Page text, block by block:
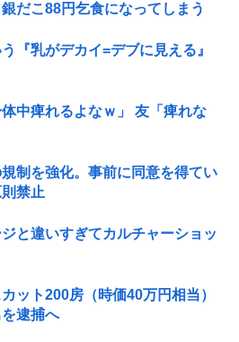
だこ88円乞食になってしまう
『乳がデカイ=デブに見える』
中痺れるよなｗ」 友「痺れな
制を強化。事前に同意を得てい
禁止
ジと違いすぎてカルチャーショッ
ット200房（時価40万円相当）
逮捕へ